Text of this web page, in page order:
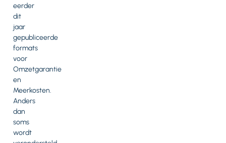
eerder
dit
jaar
gepubliceerde
formats
voor
Omzetgarantie
en
Meerkosten.
Anders
dan
soms
wordt